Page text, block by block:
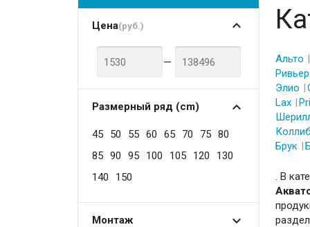
Цена(руб.)
—
Размерный ряд (cm)
45 50 55 60 65 70 75 80
85 90 95 100 105 120
130
140
150
Монтаж
Альто
Элио
Lax
Брук
. В